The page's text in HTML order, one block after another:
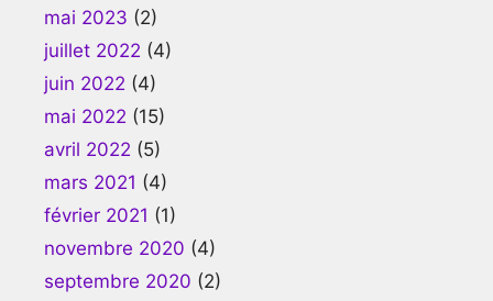
mai 2023 (2)
juillet 2022 (4)
juin 2022 (4)
mai 2022 (15)
avril 2022 (5)
mars 2021 (4)
février 2021 (1)
novembre 2020 (4)
septembre 2020 (2)